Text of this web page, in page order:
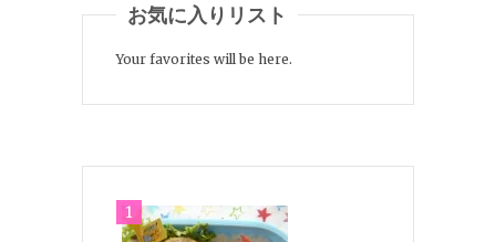
お気に入りリスト
Your favorites will be here.